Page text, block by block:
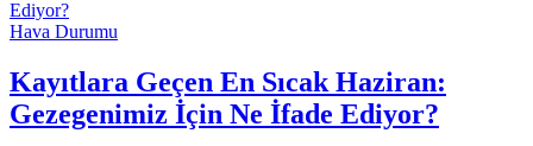
Hava Durumu
Kayıtlara Geçen En Sıcak Haziran:
Gezegenimiz İçin Ne İfade Ediyor?